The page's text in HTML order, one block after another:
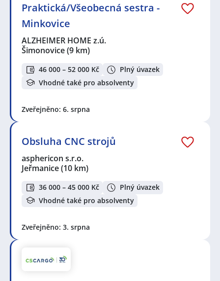
Praktická/Všeobecná sestra -
Minkovice
ALZHEIMER HOME z.ú.
Šimonovice(9 km)
46 000 – 52 000 Kč
Plný úvazek
Vhodné také pro absolventy
Zveřejněno: 6. srpna
Obsluha CNC strojů
asphericon s.r.o.
Jeřmanice(10 km)
36 000 – 45 000 Kč
Plný úvazek
Vhodné také pro absolventy
Zveřejněno: 3. srpna